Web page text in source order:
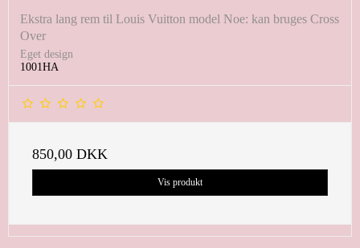
Ekstra lang rem til Louis Vuitton model Noe: kan bruges Cross
Over
Eget design
1001HA
850,00 DKK
Vis produkt